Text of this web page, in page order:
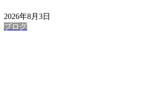
2026年8月3日
ブログ